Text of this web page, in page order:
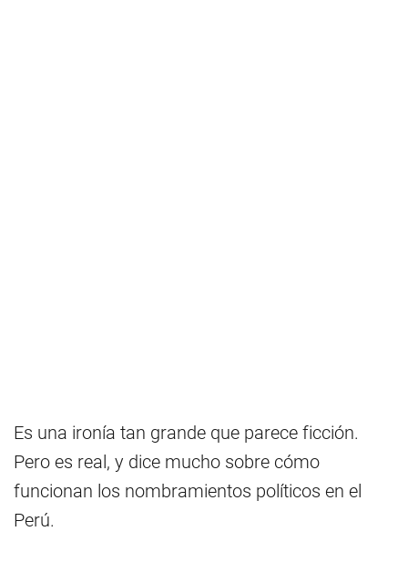
Es una ironía tan grande que parece ficción.
Pero es real, y dice mucho sobre cómo
funcionan los nombramientos políticos en el
Perú.